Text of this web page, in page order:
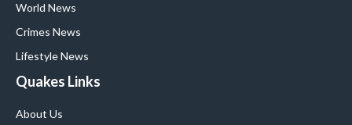
World News
Crimes News
Lifestyle News
Quakes Links
About Us